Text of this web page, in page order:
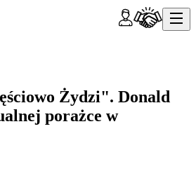
Żydzi". Donald
porażce w